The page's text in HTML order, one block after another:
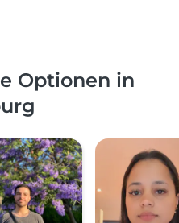
Optionen in